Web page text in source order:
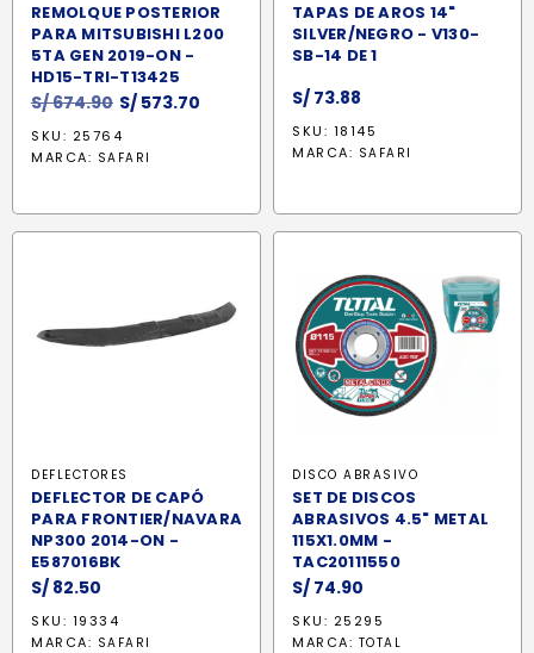
REMOLQUE POSTERIOR
PARA MITSUBISHI L200
5TA GEN 2019-ON -
HD15-TRI-T13425
S/674.90 El
precio
original
S/ 573.70
SKU: 25764
MARCA: SAFARI
TAPAS DE AROS 14"
SILVER/NEGRO - V130-
SB-14 DE 1
S/ 73.88
SKU: 18145
MARCA: SAFARI
DEFLECTORES
DEFLECTOR DE CAPÓ
PARA FRONTIER/NAVARA
NP300 2014-ON -
E587016BK
S/ 82.50
SKU: 19334
MARCA: SAFARI
DISCO ABRASIVO
SET DE DISCOS
ABRASIVOS 4.5" METAL
115X1.0MM -
TAC20111550
S/ 74.90
SKU: 25295
MARCA: TOTAL